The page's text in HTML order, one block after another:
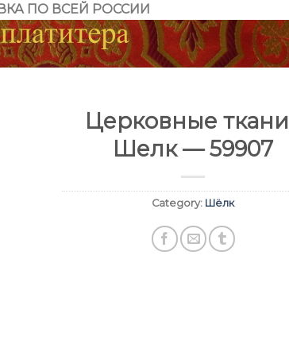
ПО ВСЕЙ РОССИИ
Церковные ткани |
Шелк — 59907
Category: Шёлк